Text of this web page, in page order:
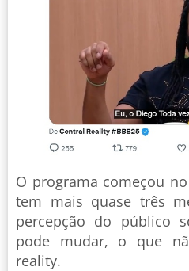
O programa começou
tem mais quase três
percepção do público
pode mudar, o que
reality.